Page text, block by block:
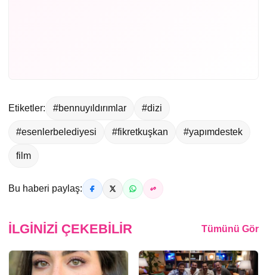
Etiketler: #bennuyıldırımlar #dizi
#esenlerbelediyesi #fikretkuşkan #yapımdestek
film
Bu haberi paylaş:
İLGINIZI ÇEKEBILIR Tümünü Gör